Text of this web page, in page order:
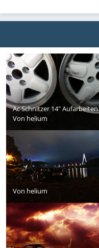
Ac Schnitzer 14" Aufarbeiten
Von helium
Vonhelium